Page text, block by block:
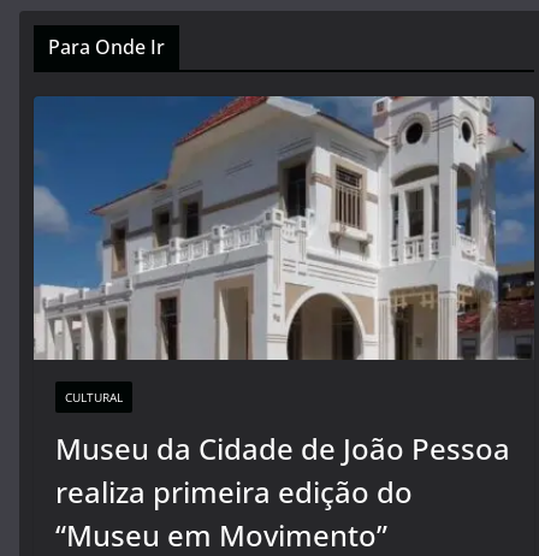
Para Onde Ir
CULTURAL
Museu da Cidade de João Pessoa
realiza primeira edição do
“Museu em Movimento”